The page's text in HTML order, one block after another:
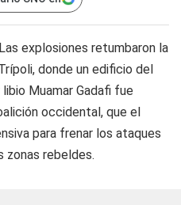
explosiones retumbaron la
donde un edificio del
Muamar Gadafi fue
occidental, que el
para frenar los ataques
zonas rebeldes.